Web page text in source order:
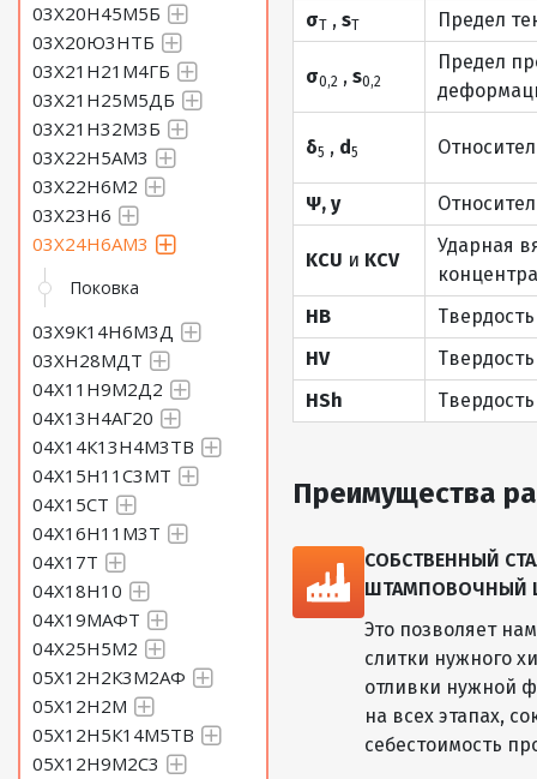
03Х20Н45М5Б
03Х20Ю3НТБ
03Х21Н21М4ГБ
03Х21Н25М5ДБ
03Х21Н32М3Б
03Х22Н5АМ3
03Х22Н6М2
03Х23Н6
03Х24Н6АМ3
Поковка
03Х9К14Н6М3Д
03ХН28МДТ
04Х11Н9М2Д2
04Х13Н4АГ20
04Х14К13Н4М3ТВ
04Х15Н11С3МТ
04Х15СТ
04Х16Н11М3Т
04Х17Т
04Х18Н10
04Х19МАФТ
04Х25Н5М2
05Х12Н2К3М2АФ
05Х12Н2М
05Х12Н5К14М5ТВ
05Х12Н9М2С3
σТ ,sТ Предел
σ0,2 ,s0,2
Предел
δ5 , d5
Ψ, y
KCU и KCV
Ударная
HB
HV
HSh
Преимущества
СОБСТВЕННЫЙ
ШТАМПОВОЧНЫЙ
Это позволяет
слитки нужного
отливки нужной
на всех этапах,
себестоимость